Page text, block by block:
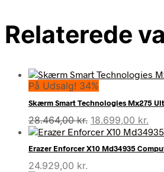
Relaterede
På Udsalg! 34%
Skærm Smart Technologies Mx275
28.464,00kr. Den
oprindelige
pris
var:
18.699,00 kr.
pris
er:
Erazer Enforcer X10 Md34935
24.929,00 kr.